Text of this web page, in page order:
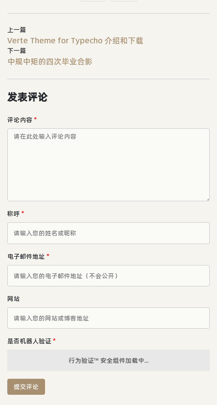
上一篇
Verte Theme for Typecho 介绍和下载
下一篇
中规中矩的四次毕业合影
发表评论
评论内容 *
称呼*
电子邮件地址 *
网站
是否机器人验证 *
行为验证™ 安全组件加载中...
提交评论